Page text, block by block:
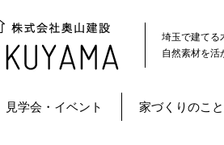
埼玉で建てる
自然素材を活
見学会・イベント 家づくりのこと